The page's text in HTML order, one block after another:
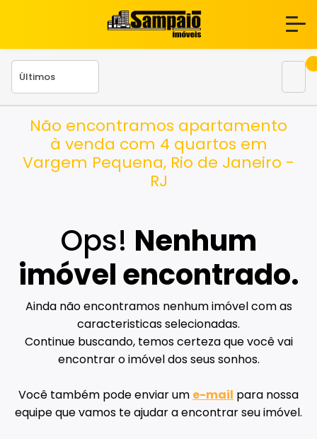
Não encontramos apartamento
à venda com 4 quartos em
Vargem Pequena, Rio de Janeiro -
RJ
Ops! Nenhum
imóvel encontrado.
Ainda não encontramos nenhum imóvel com as
caracteristicas selecionadas.
Continue buscando, temos certeza que você vai
encontrar o imóvel dos seus sonhos.
Você também pode enviar um e-mail para nossa
equipe que vamos te ajudar a encontrar seu imóvel.